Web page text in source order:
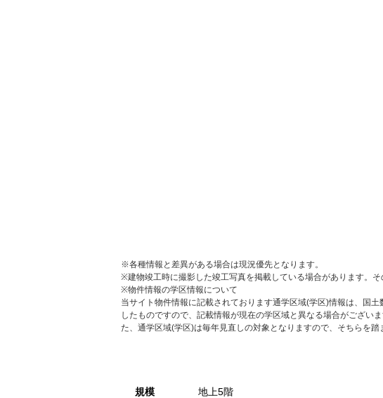
※各種情報と差異がある場合は現況優先となります。
※建物竣工時に撮影した竣工写真を掲載している場合があります。そ
※物件情報の学区情報について
当サイト物件情報に記載されております通学区域(学区)情報は、国
したものですので、記載情報が現在の学区域と異なる場合がござい
た、通学区域(学区)は毎年見直しの対象となりますので、そちらを踏
規模 地上5階